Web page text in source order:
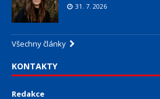
31. 7. 2026
Všechny články
KONTAKTY
Redakce